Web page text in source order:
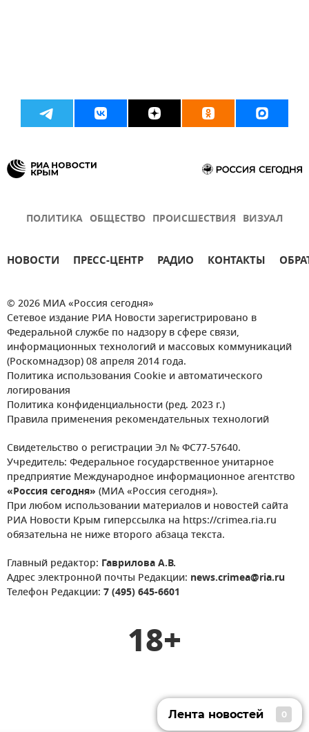
ПОЛИТИКА ОБЩЕСТВО ПРОИСШЕСТВИЯ ВИЗУАЛ
НОВОСТИ ПРЕСС-ЦЕНТР РАДИО КОНТАКТЫ
© 2026 МИА «Россия сегодня»
Сетевое издание РИА Новости зарегистрировано в
Федеральной службе по надзору в сфере связи,
информационных технологий и массовых коммуникаций
(Роскомнадзор) 08 апреля 2014 года.
Политика использования Cookie и автоматического
логирования
Политика конфиденциальности (ред. 2023 г.)
Правила применения рекомендательных технологий
Свидетельство о регистрации Эл № ФС77-57640.
Учредитель: Федеральное государственное унитарное
предприятие Международное информационное агентство
«Россия сегодня» (МИА «Россия сегодня»).
При любом использовании материалов и новостей сайта
РИА Новости Крым гиперссылка на https://crimea.ria.ru
обязательна не ниже второго абзаца текста.
Главный редактор: Гаврилова А.В.
Адрес электронной почты Редакции: news.crimea@ria.ru
Телефон Редакции: 7 (495) 645-6601
18+
Лента новостей 0